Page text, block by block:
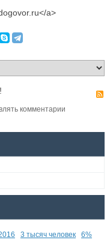
a>
комментарии
3 тысяч человек
6%